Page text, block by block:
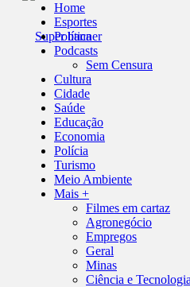
Home
Esportes
Política
Podcasts
Sem Censura
Cultura
Cidade
Saúde
Educação
Economia
Polícia
Turismo
Meio Ambiente
Mais +
Filmes em cartaz
Agronegócio
Empregos
Geral
Minas
Ciência e Tecnologia